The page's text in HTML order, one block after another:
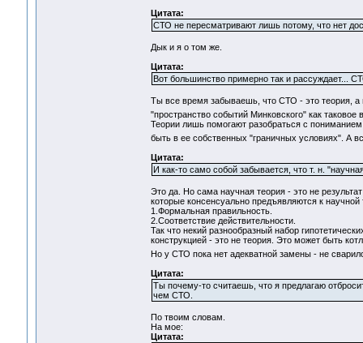
Цитата:
СТО не пересматривают лишь потому, что нет
Дык и я о том же.
Цитата:
Вот большинство примерно так и рассуждает...
Ты все время забываешь, что СТО - это теория, а
"пространство событий Минковского" как
Теории лишь помогают разобраться с
быть в ее собственных "граничных условиях". А
Цитата:
И как-то само собой забывается, что т. н.
Это да. Но сама научная теория - это не
которые консенсуально предъявляются к научной
1.Формальная правильность.
2.Соответствие действительности.
Так что некий разнообразный набор
конструкцией - это не теория. Это может быть
Но у СТО пока нет адекватной замены - не
Цитата:
Ты почему-то считаешь, что я предлагаю
чем СТО.
По твоим словам.
На мое:
Цитата: